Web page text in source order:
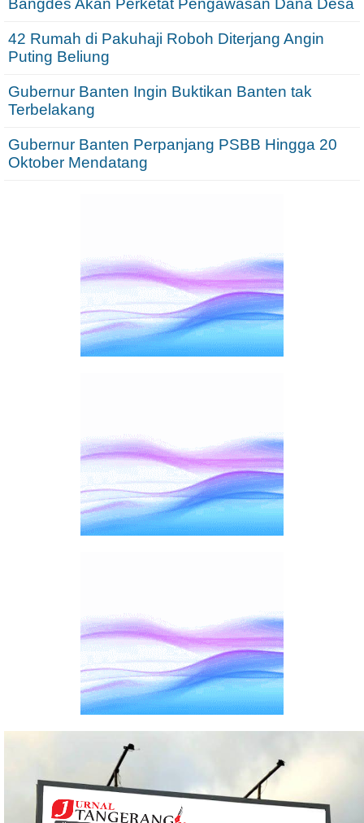
42 Rumah di Pakuhaji Roboh Diterjang Angin
Puting Beliung
Gubernur Banten Ingin Buktikan Banten tak
Terbelakang
Gubernur Banten Perpanjang PSBB Hingga 20
Oktober Mendatang